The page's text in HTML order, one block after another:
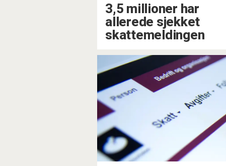
3,5 millioner har
allerede sjekket
skattemeldingen